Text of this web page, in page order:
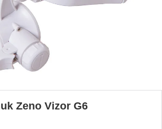
Zeno Vizor G6